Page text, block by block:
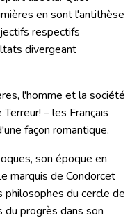
en sont l'antithèse
respectifs
divergeant
l'homme et la société
– les Français
façon romantique.
son époque en
marquis de Condorcet
du cercle de
progrès dans son